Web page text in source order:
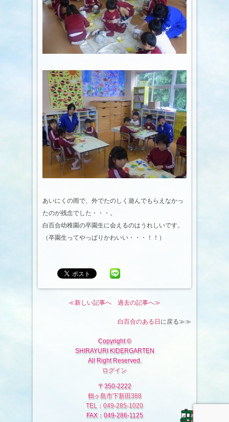
あいにくの雨で、外でたのしく遊んでもらえなかっ
たのが残念でした・・・。
白百合幼稚園の卒園生に会えるのはうれしいです。
（卒園生ってやっぱりかわいい・・・！！）
≪新しい記事へ 過去の記事へ≫
白百合のある日 に戻る≫≫
Copyright ©
SHIRAYURI KIDERGARTEN
All Right Reserved.
ログイン
〒350-2222
鶴ヶ島市下新田388
TEL：049-285-1020
FAX：049-286-1125